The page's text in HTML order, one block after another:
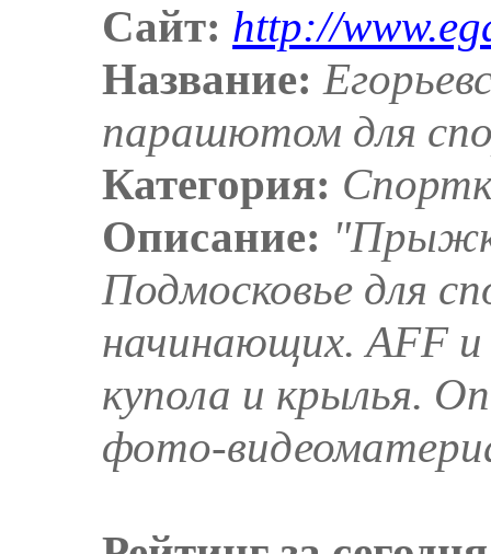
Сайт: http://
Название:
парашютом для
Категория:
Описание:
Подмосковье для
начинающих. AFF и
купола и крылья.
фото-